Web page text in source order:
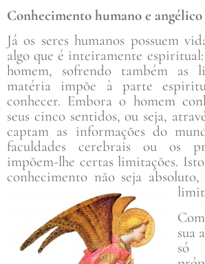
Conhecimento humano e angélico
Já os seres humanos possuem
algo que é inteiramente
homem, sofrendo também as
matéria impõe à parte
conhecer. Embora o homem
seus cinco sentidos, ou seja,
captam as informações do
faculdades cerebrais ou os
impõem-lhe certas limitações.
conhecimento não seja
sua
só